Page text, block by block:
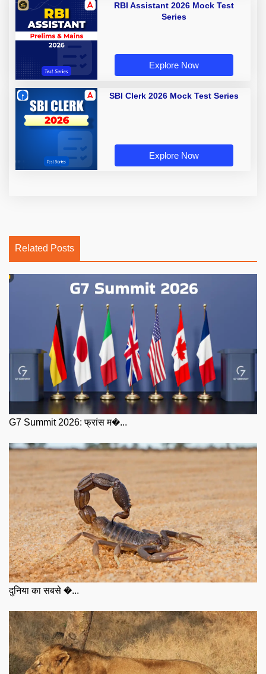
RBI Assistant 2026 Mock Test
Series
Explore Now
SBI Clerk 2026 Mock Test Series
Explore Now
Related Posts
G7 Summit 2026: फ्रांस म�...
दुनिया का सबसे �...